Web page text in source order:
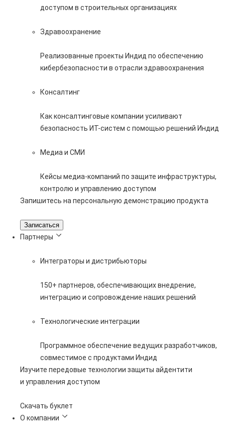
доступом в строительных организациях
Здравоохранение
Реализованные проекты Индид по обеспечению
кибербезопасности в отрасли здравоохранения
Консалтинг
Как консалтинговые компании усиливают
безопасность ИТ-систем с помощью решений Индид
Медиа и СМИ
Кейсы медиа-компаний по защите инфраструктуры,
контролю и управлению доступом
Запишитесь на персональную демонстрацию продукта
Записаться
Партнеры
Интеграторы и дистрибьюторы
150+ партнеров, обеспечивающих внедрение,
интеграцию и сопровождение наших решений
Технологические интеграции
Программное обеспечение ведущих разработчиков,
совместимое с продуктами Индид
Изучите передовые технологии защиты айдентити
и управления доступом
Скачать буклет
О компании